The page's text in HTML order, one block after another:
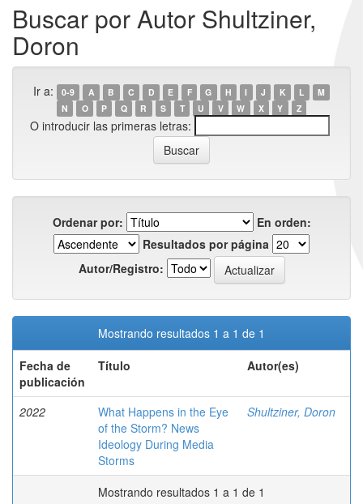
Buscar por Autor Shultziner,
Doron
Ir a: 0-9 A B C D E F G H I J K L
M
N
O P Q R S T U V W X Y Z
O introducir las primeras letras:
Ordenar por:
En orden:
Resultados por página
Autor/Registro:
Mostrando resultados 1 a 1 de 1
Fecha de
publicación
Título Autor(es)
2022
What Happens in the Eye
of the Storm? News
Ideology During Media
Storms
Shultziner, Doron
Mostrando resultados 1 a 1 de 1